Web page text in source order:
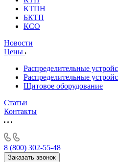
КТПН
БКТП
КСО
Новости
Цены
Распределительные
Распределительные
Щитовое оборудование
Статьи
Контакты
8 (800) 302-55-48
Заказать звонок